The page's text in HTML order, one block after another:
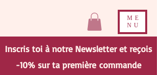
ME
NU
Inscris toi à notre Newsletter et reçois
-10% sur ta premièrecommande